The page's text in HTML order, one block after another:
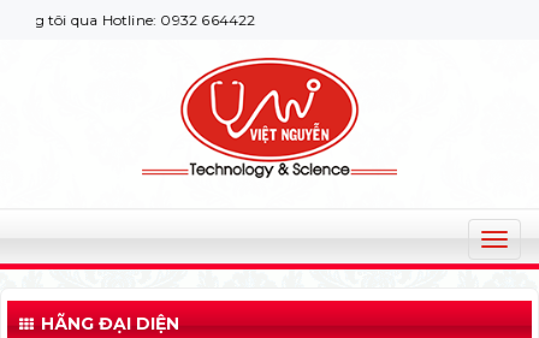
qua Hotline: 0932 664422
T
o
g
HÃNG ĐẠI DIỆN